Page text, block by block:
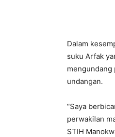
Dalam
suku Arfak
mengundang
undangan.
“Saya
perwakilan
STIH